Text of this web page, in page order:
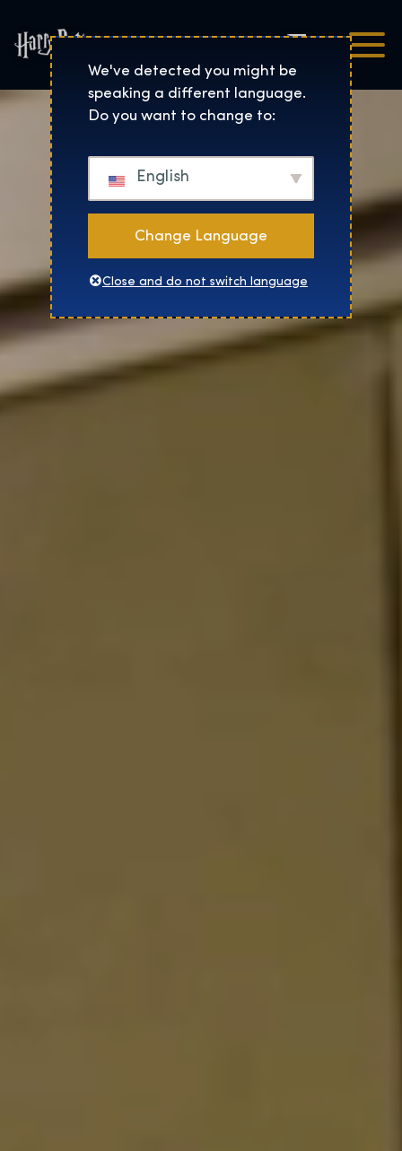
Harry Potter™: The
Čeština
We've detected you might be
speaking a different language.
Do you want to change to:
English
Change Language
Close and do not switch language